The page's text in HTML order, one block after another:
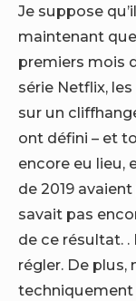
Je suppose
maintenant
premiers mois
série Netflix,
sur un
ont défini – et
encore eu lieu,
de 2019
savait pas
de ce résultat.
régler. De plus,
techniquement